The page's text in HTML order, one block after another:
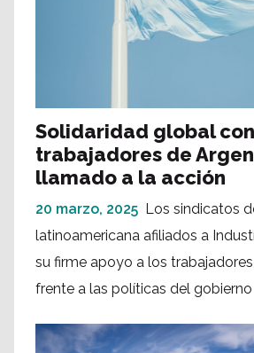
Solidaridad global
trabajadores de
llamado a la acción
20 marzo, 2025 Los sindicatos
latinoamericana afiliados a
su firme apoyo a los
frente a las políticas del gobierno